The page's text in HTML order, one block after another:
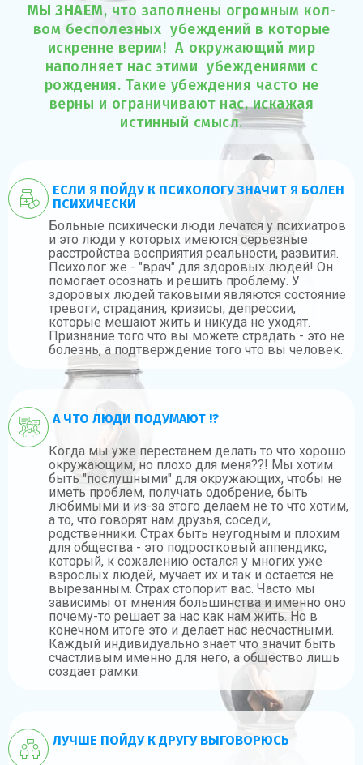
МЫ ЗНАЕМ, что заполнены огромным кол-
вом бесполезных убеждений в которые
искренне верим! А окружающий мир
наполняет нас этими убеждениями с
рождения. Такие убеждения часто не
верны и ограничивают нас, искажая
истинный смысл.
ЕСЛИ Я ПОЙДУ К ПСИХОЛОГУ ЗНАЧИТ Я БОЛЕН
ПСИХИЧЕСКИ
Больные психически люди лечатся у психиатров
и это люди у которых имеются серьезные
расстройства восприятия реальности, развития.
Психолог же - "врач" для здоровых людей! Он
помогает осознать и решить проблему. У
здоровых людей таковыми являются состояние
тревоги, страдания, кризисы, депрессии,
которые мешают жить и никуда не уходят.
Признание того что вы можете страдать - это не
болезнь, а подтверждение того что вы человек.
А ЧТО ЛЮДИ ПОДУМАЮТ !?
Когда мы уже перестанем делать то что хорошо
окружающим, но плохо для меня??! Мы хотим
быть "послушными" для окружающих, чтобы не
иметь проблем, получать одобрение, быть
любимыми и из-за этого делаем не то что хотим,
а то, что говорят нам друзья, соседи,
родственники. Страх быть неугодным и плохим
для общества - это подростковый аппендикс,
который, к сожалению остался у многих уже
взрослых людей, мучает их и так и остается не
вырезанным. Страх стопорит вас. Часто мы
зависимы от мнения большинства и именно оно
почему-то решает за нас как нам жить. Но в
конечном итоге это и делает нас несчастными.
Каждый индивидуально знает что значит быть
счастливым именно для него, а общество лишь
создает рамки.
ЛУЧШЕ ПОЙДУ К ДРУГУ ВЫГОВОРЮСЬ